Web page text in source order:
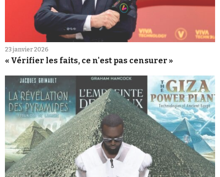
23 janvier 2026
« Vérifier les faits, ce n'est pas censurer »